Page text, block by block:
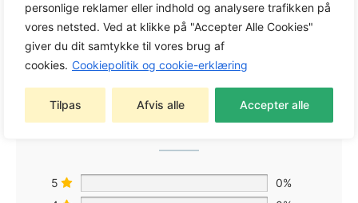
personlige reklamer eller indhold og analysere trafikken på
vores netsted. Ved at klikke på "Accepter Alle Cookies"
giver du dit samtykke til vores brug af
cookies. Cookiepolitik og cookie-erklæring
Tilpas Afvis alle Accepter alle
0,0
5
0%